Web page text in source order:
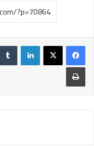
لينكدإن
طباعة